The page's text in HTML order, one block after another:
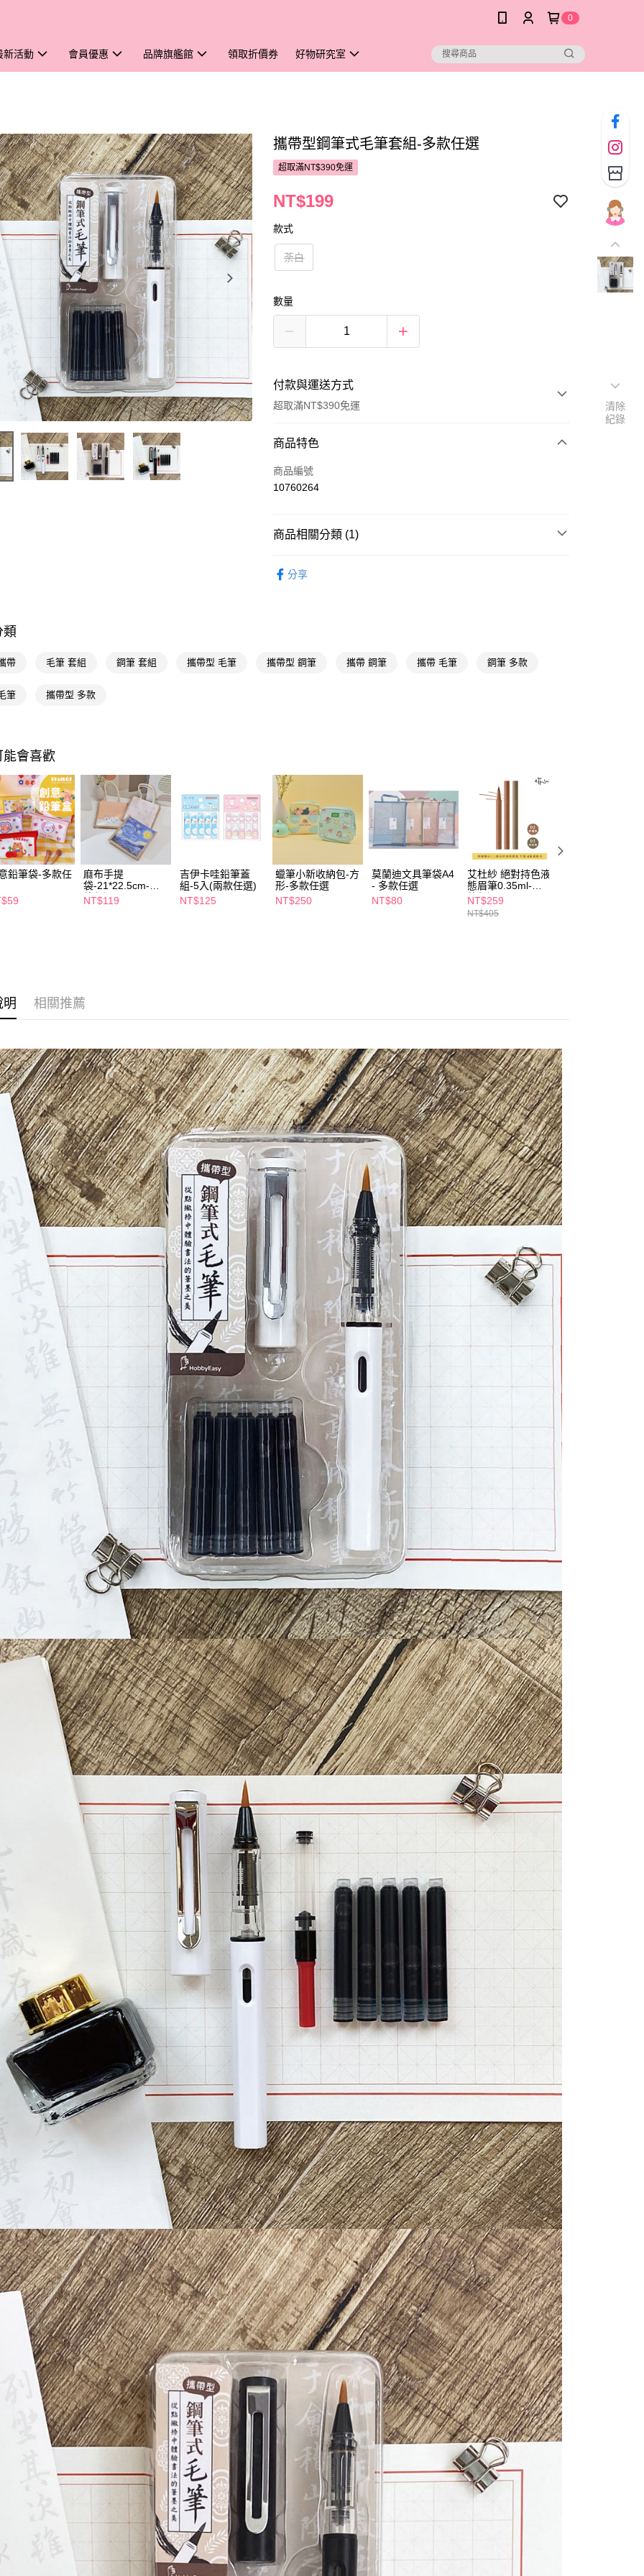
0
新活動 會員優惠 品牌旗艦館 領取折價券 好物研究室
攜帶型鋼筆式毛筆套組-多款任選
超取滿NT$390免運
NT$199
款式
荼白
數量
付款與運送方式
超取滿NT$390免運
付款方式
POYA支付
Apple Pay
３．安心：先確認商品／服務後，再付款。
【「AFTEE先享後付」結帳流程】
１．於結帳方式選擇「AFTEE先享後付」後，將跳轉至「AFTEE先享後
付」結帳頁面，進行簡訊認證並確認金額後，即可完成結帳。
２．訂單成立數日內，您將收到繳費通知簡訊。
３．收到繳費通知簡訊後14天內，點擊此簡訊中的連結，可透過四大超商
／ATM／網路銀行／等多元方式進行付款，方視為交易完成。
※ 請注意：結帳手續完成當下不需立刻繳費，但若您需要取消訂單，請聯
絡購買商品的店家。未經商家同意取消之訂單仍視為有效，需透過AFTEE
先享後付繳納相關費用。
※ 交易是否成功請以「AFTEE先享後付 」之結帳頁面顯示為準，若有關於
３．未成年的使用者請事先徵得法定代理人或監護人之同意方可使用
「AFTEE先享後付」，若未經同意申辦者引起之損失，本公司不負相關責
任。
４．使用「AFTEE先享後付」時，將依據個別帳號之用戶狀況，依本公司
即時審查核予不同之上限額度；若仍有額度不足之情形，本公司將視審查
結果請求用戶進行身份認證。
５．嚴禁一人註冊多個帳號或使用他人資訊註冊。若發現惡意使用之情
形，恩沛科技股份有限公司將有權停止該用戶之使用額度並採取法律行
動。
全家取貨付款
每筆NT$65，滿NT$390(含以上)免運費
付款後全家取貨
萊爾富取貨付款
每筆NT$65，滿NT$490(含以上)免運費
宅配(本島)
每筆NT$100，滿NT$790(含以上)免運費
付款後寶雅門市自取(由倉庫統一出貨)
每筆NT$80，滿NT$290(含以上)免運費
商品特色
商品編號
10760264
商品相關分類 (1)
分享
類
帶 毛筆 套組 鋼筆 套組 攜帶型 毛筆 攜帶型 鋼筆 攜帶 鋼筆 攜帶 毛筆 鋼筆 多款
筆 攜帶型 多款
能會喜歡
鉛筆袋-多款任
麻布手提
袋-21*22.5cm-多
款任選
NT$119
吉伊卡哇鉛筆蓋
組-5入(兩款任選)
NT$125
蠟筆小新收納包-方
形-多款任選
NT$250
莫蘭迪文具筆袋A4
- 多款任選
NT$80
艾杜紗 絕對持色液
態眉筆0.35ml-多
款任選
NT$259
NT$405
明 相關推薦
清除
紀錄